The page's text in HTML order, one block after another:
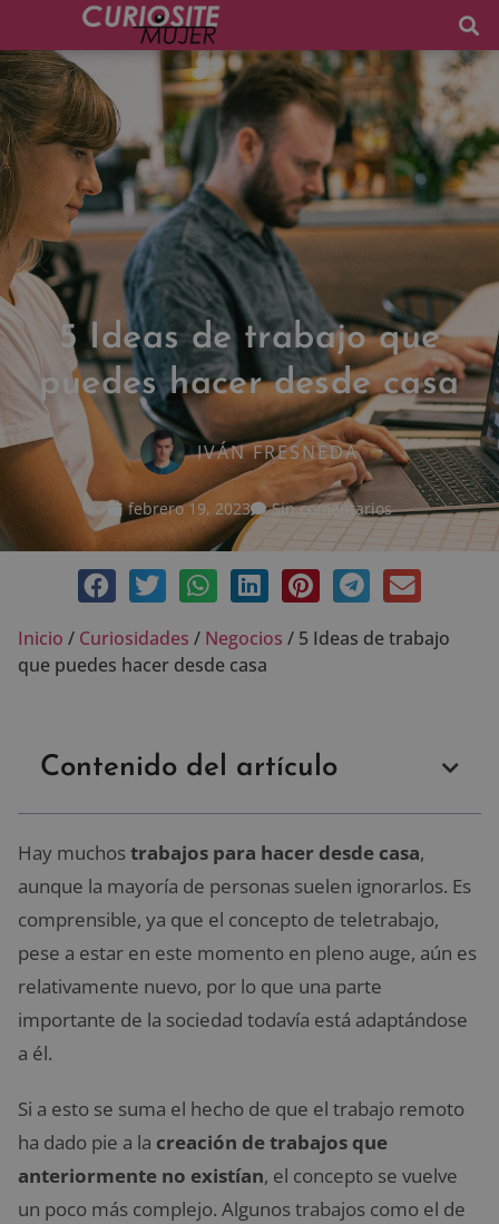
5 Ideas de trabajo que
puedes hacer desde casa
IVÁN FRESNEDA
febrero 19, 2023 Sin comentarios
Inicio / Curiosidades / Negocios / 5 Ideas de trabajo
que puedes hacer desde casa
Contenido del artículo
Hay muchostrabajos para hacer desde casa,
aunque la mayoría de personas suelen ignorarlos. Es
comprensible, ya que el concepto de teletrabajo,
pese a estar en este momento en pleno auge, aún es
relativamente nuevo, por lo que una parte
importante de la sociedad todavía está adaptándose
a él.
Si a esto se suma el hecho de que el trabajo remoto
ha dado pie a la creación de trabajos que
anteriormente no existían, el concepto se vuelve
un poco más complejo. Algunos trabajos como el de